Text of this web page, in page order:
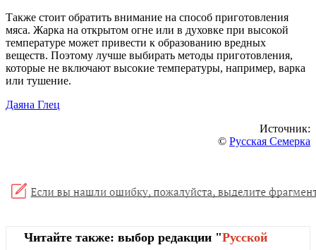
Также стоит обратить внимание на способ приготовления
мяса. Жарка на открытом огне или в духовке при высокой
температуре может привести к образованию вредных
веществ. Поэтому лучше выбирать методы приготовления,
которые не включают высокие температуры, например, варка
или тушение.
Даяна Глец
Источник:
© Русская Семерка
Читайте также: выбор редакции "Русской